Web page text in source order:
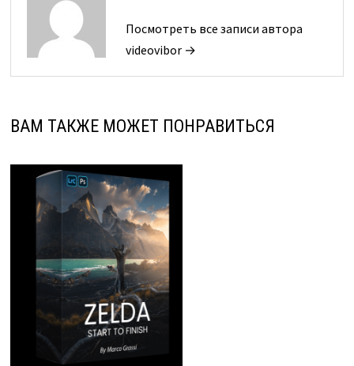
Посмотреть все записи автора
videovibor →
ВАМ ТАКЖЕ МОЖЕТ ПОНРАВИТЬСЯ